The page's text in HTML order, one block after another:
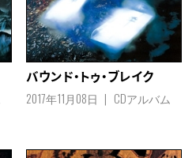
バウンド・トゥ・ブレイク
2017年11月08日 CDアルバム